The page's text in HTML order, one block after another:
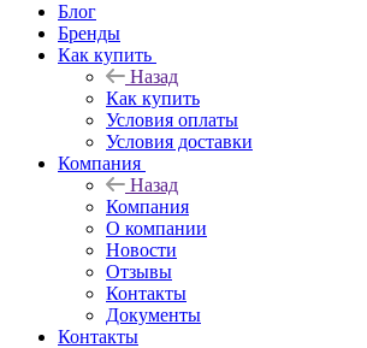
Блог
Бренды
Как купить
Назад
Как купить
Условия оплаты
Условия доставки
Компания
Назад
Компания
О компании
Новости
Отзывы
Контакты
Документы
Контакты